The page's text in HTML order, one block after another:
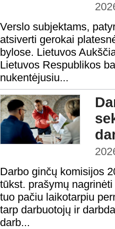
Verslo subjektams,
atsiverti gerokai
bylose. Lietuvos
Lietuvos Respublikos
nukentėjusiu...
Darbo ginčų komisijos
tūkst. prašymų
tuo pačiu laikotarpiu
tarp darbuotojų ir
darb...